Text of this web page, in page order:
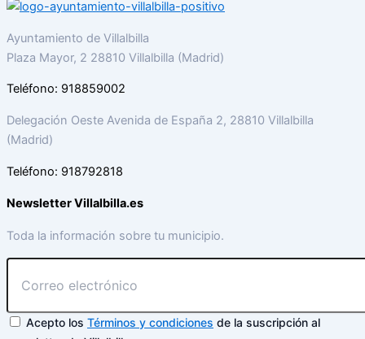
Ayuntamiento de Villalbilla
Plaza Mayor, 2 28810 Villalbilla (Madrid)
Teléfono: 918859002
Delegación Oeste Avenida de España 2, 28810 Villalbilla
(Madrid)
Teléfono: 918792818
Newsletter Villalbilla.es
Toda la información sobre tu municipio.
Acepto los Términos y condiciones de la suscripción al